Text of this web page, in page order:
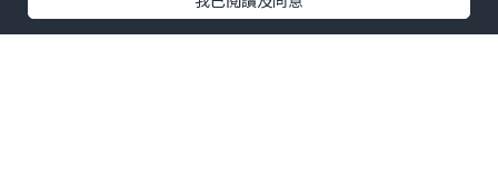
比較也可以轉化為進步動力。我校老師設